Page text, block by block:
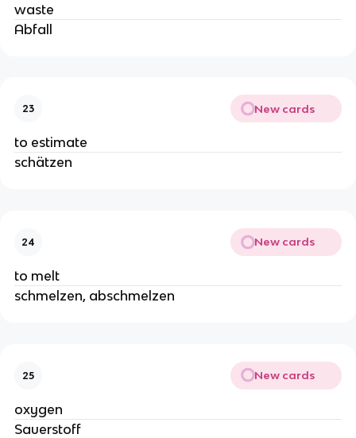
waste
Abfall
23 New cards
to estimate
schätzen
24 New cards
to melt
schmelzen, abschmelzen
25 New cards
oxygen
Sauerstoff